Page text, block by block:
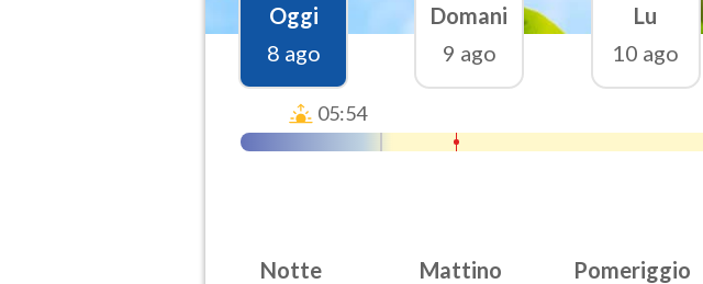
Oggi
8 ago
Domani
9 ago
Lu
10 ago
05:54
Notte Mattino Pomeriggio